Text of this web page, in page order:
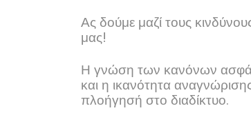
Ας δούμε μαζί τους
μας!
Η γνώση των κανόνων
και η ικανότητα
πλοήγησή στο διαδίκτυο.